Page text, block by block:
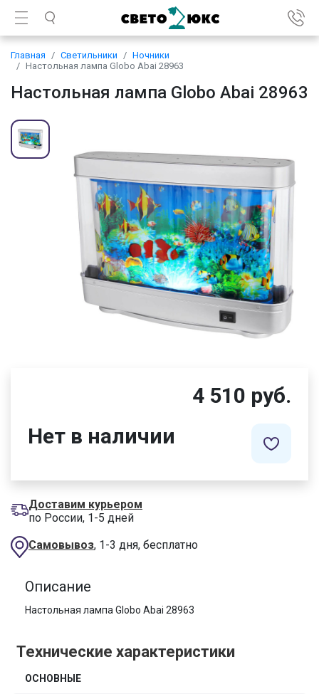
Главная Светильники
Ночники
Настольная лампа Globo Abai 28963
Настольная лампа Globo Abai 28963
4 510 руб.
Нет в наличии
Доставим курьером
по России, 1-5 дней
Самовывоз, 1-3 дня, бесплатно
Описание
Настольная лампа Globo Abai 28963
Технические характеристики
ОСНОВНЫЕ